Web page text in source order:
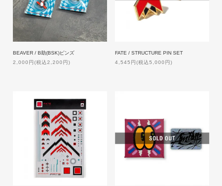
BEAVER / B助(BSK)ピンズ
2,000円(税込2,200円)
FATE / STRUCTURE PIN SET
4,545円(税込5,000円)